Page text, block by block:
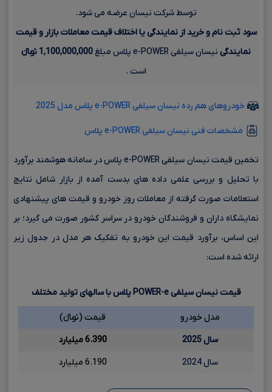
توسط شرکت نیسان عرضه می شود.
سود ثبت نام و خرید از نمایندگی یا اختلاف قیمت معاملات بازار و قیمت
نمایندگی نیسان سیلفی e-POWER پلاس مبلغ
1,100,000,000 تومانءءء
است .
خودروهای هم رده نیسان سیلفی e-POWER پلاس مدل 2025
مشخصات فنی نیسان سیلفی e-POWER پلاس
تخمین قیمت نیسان سیلفی e-POWER پلاس در سامانه هوشمند برآورد
با تحلیل و بررسی علمی داده های بدست آمده از بازار شامل نتایج
استعلامات صورت گرفته از معاملات روز خودرو و قیمت های پیشنهادی
نمایشگاه داران و فروشندگان خودرو در سراسر کشور صورت می گیرد؛ بر
این اساس، برآورد قیمت این خودرو به تفکیک هر مدل در جدول زیر
ارائه شده است:
قیمت نیسان سیلفیe
-
POWERپلاس با سالهای تولید مختلف
مدل خودرو
قیمت (تومانءءء)
سال 2025
6.390 میلیارد
سال 2024
6.190 میلیارد